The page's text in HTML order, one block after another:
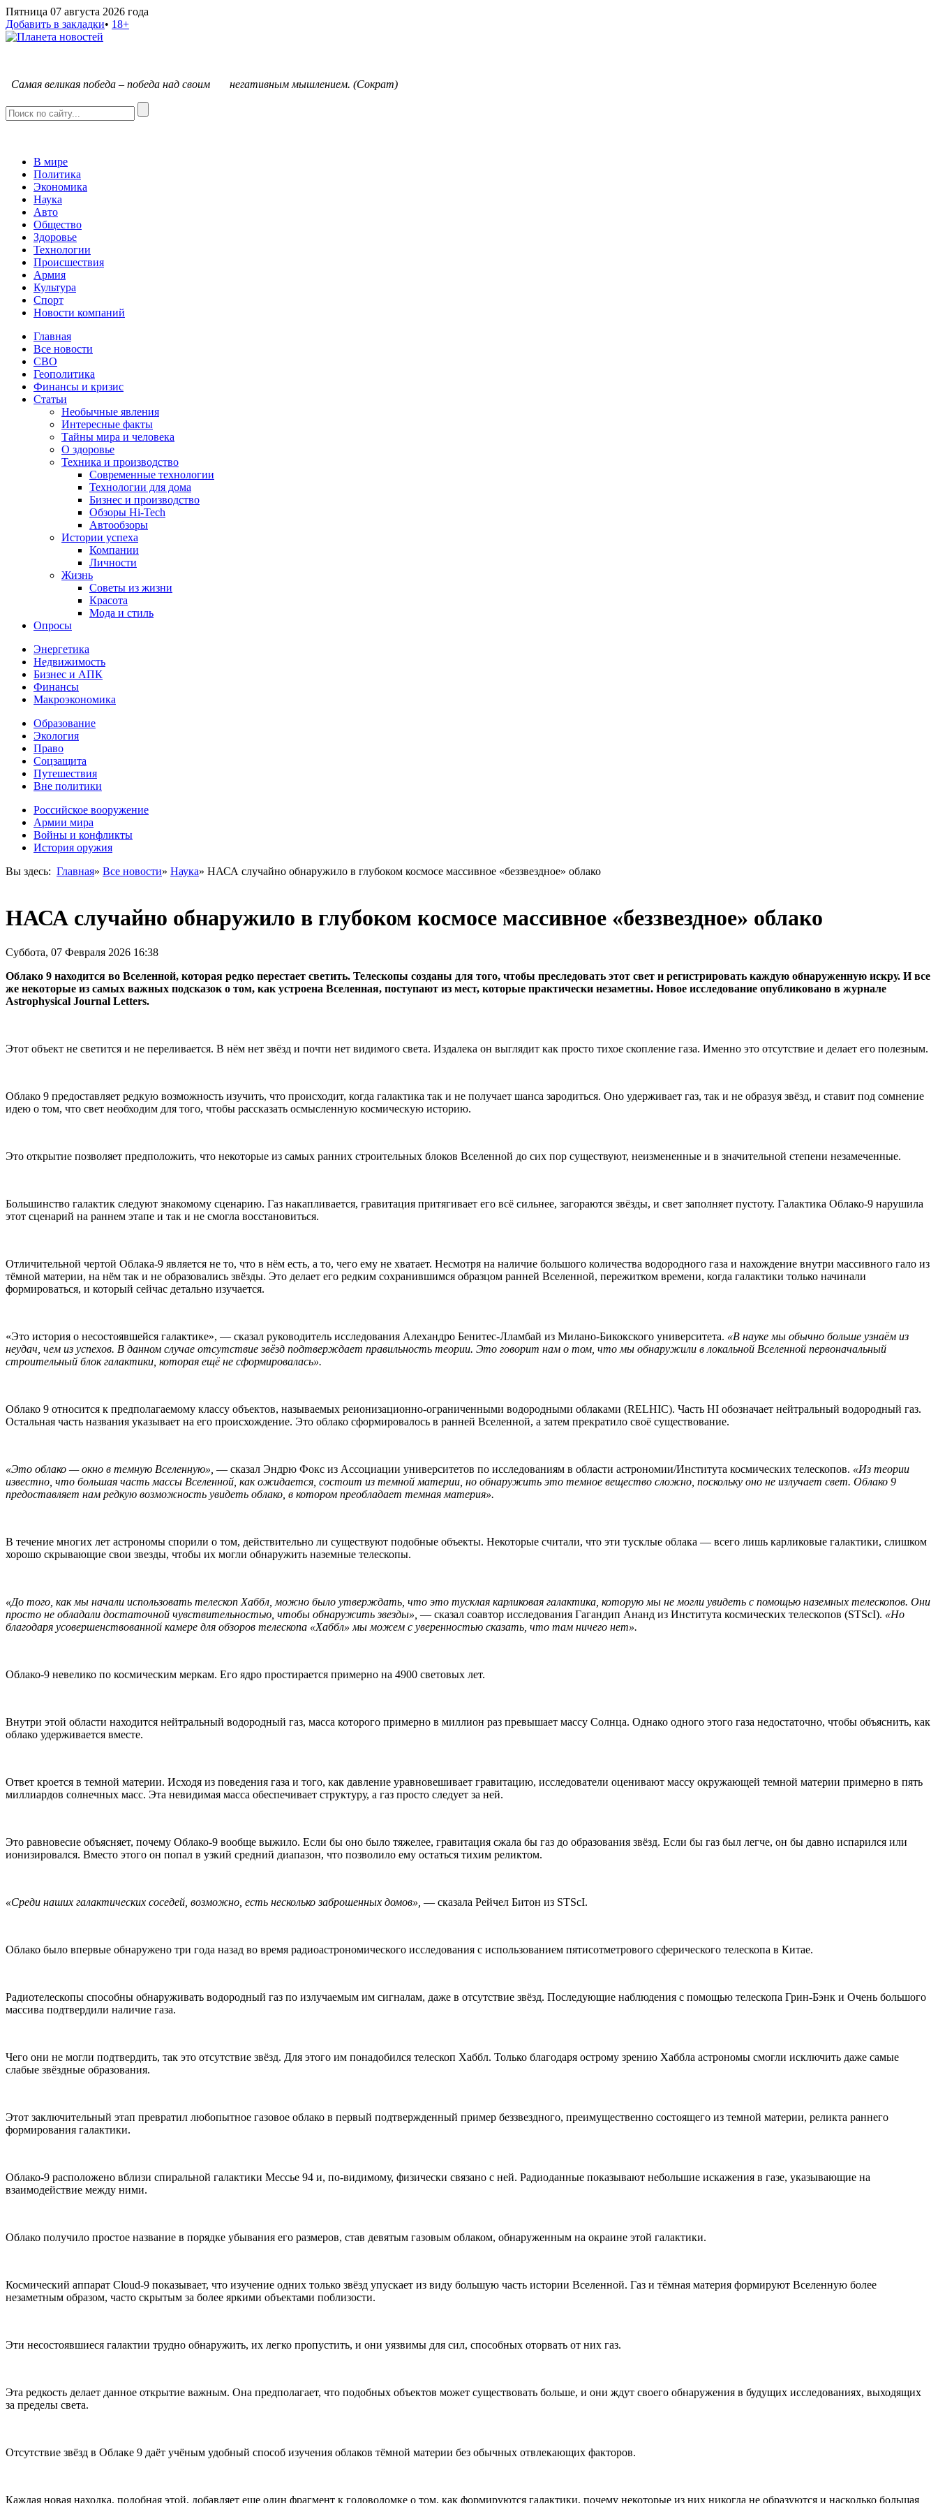
Пятница 07 августа 2026 года
Добавить в закладки• 18+
Самая великая победа – победа над своим негативным мышлением. (Сократ)
В мире
Политика
Экономика
Наука
Авто
Общество
Здоровье
Технологии
Происшествия
Армия
Культура
Спорт
Новости компаний
Главная
Все новости
СВО
Геополитика
Финансы и кризис
Статьи
Необычные явления
Интересные факты
Тайны мира и человека
О здоровье
Техника и производство
Современные технологии
Технологии для дома
Бизнес и производство
Обзоры Hi-Tech
Автообзоры
Истории успеха
Компании
Личности
Жизнь
Советы из жизни
Красота
Мода и стиль
Опросы
Энергетика
Недвижимость
Бизнес и АПК
Финансы
Макроэкономика
Образование
Экология
Право
Соцзащита
Путешествия
Вне политики
Российское вооружение
Армии мира
Войны и конфликты
История оружия
Вы здесь: Главная» Все новости» Наука» НАСА случайно обнаружило в глубоком космосе массивное «беззвездное» облако
НАСА случайно обнаружило в глубоком космосе массивное «беззвездное» облако
Суббота, 07 Февраля 2026 16:38
Облако 9 находится во Вселенной, которая редко перестает светить. Телескопы созданы для того, чтобы преследовать этот свет и регистрировать каждую обнаруженную искру. И все
же некоторые из самых важных подсказок о том, как устроена Вселенная, поступают из мест, которые практически незаметны. Новое исследование опубликовано в журнале
Astrophysical Journal Letters.
Этот объект не светится и не переливается. В нём нет звёзд и почти нет видимого света. Издалека он выглядит как просто тихое скопление газа. Именно это отсутствие и делает его полезным.
Облако 9 предоставляет редкую возможность изучить, что происходит, когда галактика так и не получает шанса зародиться. Оно удерживает газ, так и не образуя звёзд, и ставит под сомнение
идею о том, что свет необходим для того, чтобы рассказать осмысленную космическую историю.
Это открытие позволяет предположить, что некоторые из самых ранних строительных блоков Вселенной до сих пор существуют, неизмененные и в значительной степени незамеченные.
Большинство галактик следуют знакомому сценарию. Газ накапливается, гравитация притягивает его всё сильнее, загораются звёзды, и свет заполняет пустоту. Галактика Облако-9 нарушила
этот сценарий на раннем этапе и так и не смогла восстановиться.
Отличительной чертой Облака-9 является не то, что в нём есть, а то, чего ему не хватает. Несмотря на наличие большого количества водородного газа и нахождение внутри массивного гало из
тёмной материи, на нём так и не образовались звёзды. Это делает его редким сохранившимся образцом ранней Вселенной, пережитком времени, когда галактики только начинали
формироваться, и который сейчас детально изучается.
«Это история о несостоявшейся галактике», — сказал руководитель исследования Алехандро Бенитес-Лламбай из Милано-Бикокского университета. «В науке мы обычно больше узнаём из
неудач, чем из успехов. В данном случае отсутствие звёзд подтверждает правильность теории. Это говорит нам о том, что мы обнаружили в локальной Вселенной первоначальный
строительный блок галактики, которая ещё не сформировалась».
Облако 9 относится к предполагаемому классу объектов, называемых реионизационно-ограниченными водородными облаками (RELHIC). Часть HI обозначает нейтральный водородный газ.
Остальная часть названия указывает на его происхождение. Это облако сформировалось в ранней Вселенной, а затем прекратило своё существование.
«Это облако — окно в темную Вселенную», — сказал Эндрю Фокс из Ассоциации университетов по исследованиям в области астрономии/Института космических телескопов. «Из теории
известно, что большая часть массы Вселенной, как ожидается, состоит из темной материи, но обнаружить это темное вещество сложно, поскольку оно не излучает свет. Облако 9
предоставляет нам редкую возможность увидеть облако, в котором преобладает темная материя».
В течение многих лет астрономы спорили о том, действительно ли существуют подобные объекты. Некоторые считали, что эти тусклые облака — всего лишь карликовые галактики, слишком
хорошо скрывающие свои звезды, чтобы их могли обнаружить наземные телескопы.
«До того, как мы начали использовать телескоп Хаббл, можно было утверждать, что это тусклая карликовая галактика, которую мы не могли увидеть с помощью наземных телескопов. Они
просто не обладали достаточной чувствительностью, чтобы обнаружить звезды», — сказал соавтор исследования Гагандип Ананд из Института космических телескопов (STScI). «Но
благодаря усовершенствованной камере для обзоров телескопа «Хаббл» мы можем с уверенностью сказать, что там ничего нет».
Облако-9 невелико по космическим меркам. Его ядро простирается примерно на 4900 световых лет.
Внутри этой области находится нейтральный водородный газ, масса которого примерно в миллион раз превышает массу Солнца. Однако одного этого газа недостаточно, чтобы объяснить, как
облако удерживается вместе.
Ответ кроется в темной материи. Исходя из поведения газа и того, как давление уравновешивает гравитацию, исследователи оценивают массу окружающей темной материи примерно в пять
миллиардов солнечных масс. Эта невидимая масса обеспечивает структуру, а газ просто следует за ней.
Это равновесие объясняет, почему Облако-9 вообще выжило. Если бы оно было тяжелее, гравитация сжала бы газ до образования звёзд. Если бы газ был легче, он бы давно испарился или
ионизировался. Вместо этого он попал в узкий средний диапазон, что позволило ему остаться тихим реликтом.
«Среди наших галактических соседей, возможно, есть несколько заброшенных домов», — сказала Рейчел Битон из STScI.
Облако было впервые обнаружено три года назад во время радиоастрономического исследования с использованием пятисотметрового сферического телескопа в Китае.
Радиотелескопы способны обнаруживать водородный газ по излучаемым им сигналам, даже в отсутствие звёзд. Последующие наблюдения с помощью телескопа Грин-Бэнк и Очень большого
массива подтвердили наличие газа.
Чего они не могли подтвердить, так это отсутствие звёзд. Для этого им понадобился телескоп Хаббл. Только благодаря острому зрению Хаббла астрономы смогли исключить даже самые
слабые звёздные образования.
Этот заключительный этап превратил любопытное газовое облако в первый подтвержденный пример беззвездного, преимущественно состоящего из темной материи, реликта раннего
формирования галактики.
Облако-9 расположено вблизи спиральной галактики Мессье 94 и, по-видимому, физически связано с ней. Радиоданные показывают небольшие искажения в газе, указывающие на
взаимодействие между ними.
Облако получило простое название в порядке убывания его размеров, став девятым газовым облаком, обнаруженным на окраине этой галактики.
Космический аппарат Cloud-9 показывает, что изучение одних только звёзд упускает из виду большую часть истории Вселенной. Газ и тёмная материя формируют Вселенную более
незаметным образом, часто скрытым за более яркими объектами поблизости.
Эти несостоявшиеся галактии трудно обнаружить, их легко пропустить, и они уязвимы для сил, способных оторвать от них газ.
Эта редкость делает данное открытие важным. Она предполагает, что подобных объектов может существовать больше, и они ждут своего обнаружения в будущих исследованиях, выходящих
за пределы света.
Отсутствие звёзд в Облаке 9 даёт учёным удобный способ изучения облаков тёмной материи без обычных отвлекающих факторов.
Каждая новая находка, подобная этой, добавляет еще один фрагмент к головоломке о том, как формируются галактики, почему некоторые из них никогда не образуются и насколько большая